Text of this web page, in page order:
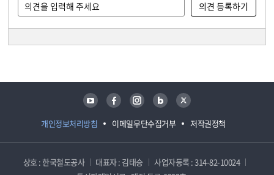
개인정보처리방침 이메일무단수집거부 저작권정책
유튜브 페이스북 인스타그램 블로그 트위터
상호 : 한국철도공사 대표자 : 김태승
사업자등록 : 314-82-10024